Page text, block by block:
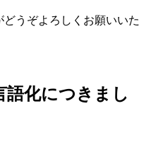
うぞよろしくお願いいた
語化につきまし